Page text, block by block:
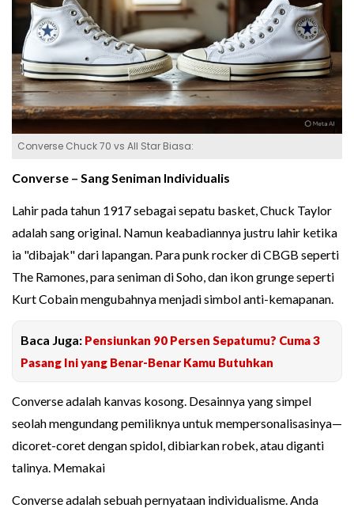
Converse Chuck 70 vs All Star Biasa:
Converse – Sang Seniman Individualis
Lahir pada tahun 1917 sebagai sepatu basket, Chuck Taylor
adalah sang original. Namun keabadiannya justru lahir ketika
ia "dibajak" dari lapangan. Para punk rocker di CBGB seperti
The Ramones, para seniman di Soho, dan ikon grunge seperti
Kurt Cobain mengubahnya menjadi simbol anti-kemapanan.
Baca Juga: Pensiunkan 90 Persen Sepatumu? Cuma 3
Pasang Ini yang Benar-Benar Kamu Butuhkan
Converse adalah kanvas kosong. Desainnya yang simpel
seolah mengundang pemiliknya untuk mempersonalisasinya—
dicoret-coret dengan spidol, dibiarkan robek, atau diganti
talinya. Memakai
Converse adalah sebuah pernyataan individualisme. Anda